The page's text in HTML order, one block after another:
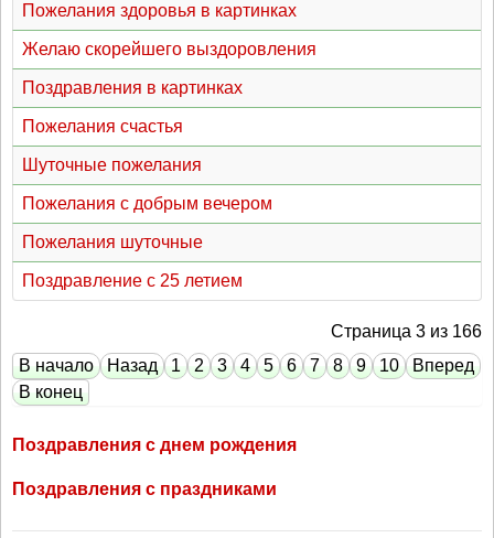
Пожелания здоровья в картинках
Желаю скорейшего выздоровления
Поздравления в картинках
Пожелания счастья
Шуточные пожелания
Пожелания с добрым вечером
Пожелания шуточные
Поздравление с 25 летием
Страница 3 из 166
В начало
Назад 1 2 3 4 5 6 7 8 9 10
Вперед
В конец
Поздравления с днем рождения
Поздравления с праздниками